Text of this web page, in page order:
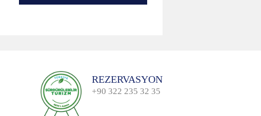
REZERVASYON
+90 322 235 32 35